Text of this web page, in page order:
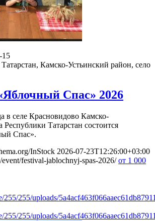
15
Камско-Устьинский район, село
Спас» 2026
в селе Красновидово Камско-
Республики Татарстан состоится
Спас».
InStock 2026-07-23T12:26:00+03:00
festival-jablochnyj-spas-2026/ от 1 000
255/255/uploads/
255/255/uploads/